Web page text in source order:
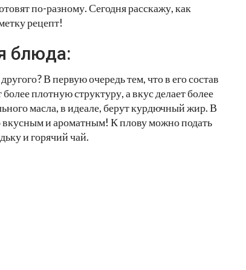
по-разному. Сегодня расскажу, как
рецепт!
блюда:
В первую очередь тем, что в его состав
плотную структуру, а вкус делает более
масла, в идеале, берут курдючный жир. В
вкусным и ароматным! К плову можно подать
и горячий чай.